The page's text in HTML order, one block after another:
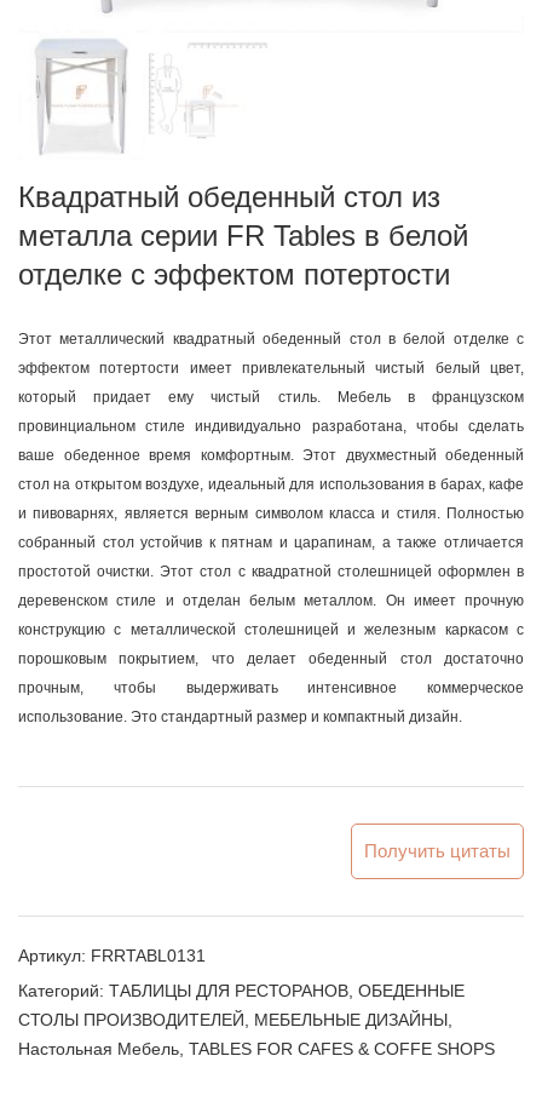
Квадратный обеденный стол из
металла серии FR Tables в белой
отделке с эффектом потертости
Этот металлический квадратный обеденный стол в белой отделке с
эффектом потертости имеет привлекательный чистый белый цвет,
который придает ему чистый стиль. Мебель в французском
провинциальном стиле индивидуально разработана, чтобы сделать
ваше обеденное время комфортным. Этот двухместный обеденный
стол на открытом воздухе, идеальный для использования в барах, кафе
и пивоварнях, является верным символом класса и стиля. Полностью
собранный стол устойчив к пятнам и царапинам, а также отличается
простотой очистки. Этот стол с квадратной столешницей оформлен в
деревенском стиле и отделан белым металлом. Он имеет прочную
конструкцию с металлической столешницей и железным каркасом с
порошковым покрытием, что делает обеденный стол достаточно
прочным, чтобы выдерживать интенсивное коммерческое
использование. Это стандартный размер и компактный дизайн.
Получить цитаты
Артикул: FRRTABL0131
Категорий: ТАБЛИЦЫ ДЛЯ РЕСТОРАНОВ ОБЕДЕННЫЕ
СТОЛЫ ПРОИЗВОДИТЕЛЕЙ
МЕБЕЛЬНЫЕ ДИЗАЙНЫ
Настольная Мебель TABLES FOR CAFES & COFFE SHOPS